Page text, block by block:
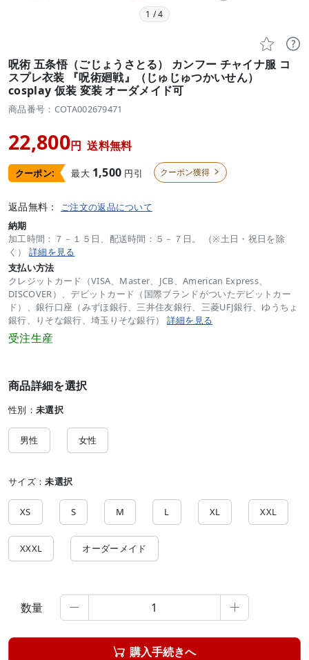
1 /4
 
呪術 五条悟（ごじょうさとる） カンフー チャイナ服 コ
スプレ衣装 『呪術廻戦』（じゅじゅつかいせん）
cosplay 仮装 変装 オーダメイド可
商品番号：COTA002679471
22,800円 送料無料
クーポン: 最大 1,500 円引 クーポン獲得 
返品無料： ご注文の返品について
納期
加工時間：７－１５日、配送時間：５－７日。 （※土日・祝日を除
く） 詳細を見る
支払い方法
クレジットカード（VISA、Master、JCB、American Express、
DISCOVER）、デビットカード（国際ブランドがついたデビットカー
ド）、銀行口座（みずほ銀行、三井住友銀行、三菱UFJ銀行、ゆうちょ
銀行、りそな銀行、埼玉りそな銀行） 詳細を見る
受注生産
商品詳細を選択
性別： 未選択
男性 女性
サイズ：未選択
XS S M L XL XXL
XXXL オーダーメイド
数量  
 購入手続きへ